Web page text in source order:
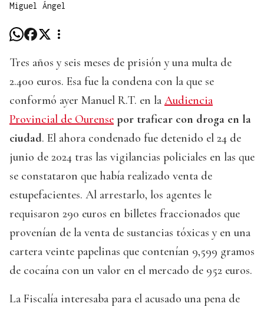
Miguel Ángel
Tres años y seis meses de prisión y una multa de
2.400 euros. Esa fue la condena con la que se
conformó ayer Manuel R.T. en la Audiencia
Provincial de Ourense por traficar con droga en la
ciudad. El ahora condenado fue detenido el 24 de
junio de 2024 tras las vigilancias policiales en las que
se constataron que había realizado venta de
estupefacientes. Al arrestarlo, los agentes le
requisaron 290 euros en billetes fraccionados que
provenían de la venta de sustancias tóxicas y en una
cartera veinte papelinas que contenían 9,599 gramos
de cocaína con un valor en el mercado de 952 euros.
La Fiscalía interesaba para el acusado una pena de